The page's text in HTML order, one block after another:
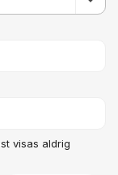
visas aldrig